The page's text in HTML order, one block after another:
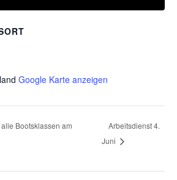
Google Karte anzeigen
Bootsklassen am
Arbeitsdienst 4.
Juni